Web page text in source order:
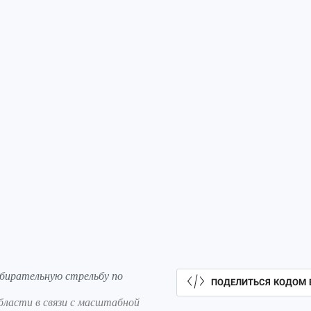
стрельбу по
в связи с масштабной
ПОДЕЛИТЬСЯ КОДОМ